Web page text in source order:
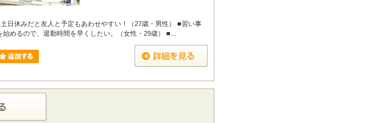
日休みだと友人と予定もあわせやすい！（27歳・男性） ■習い事
始めるので、退勤時間を早くしたい。（女性・29歳） ■...